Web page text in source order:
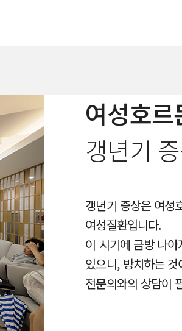
여성호
갱년기
갱년기 증상은 여성
여성질환입니다.
이 시기에 금방 나
있으니, 방치하는
전문의와의 상담이